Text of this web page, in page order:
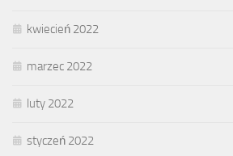
kwiecień 2022
marzec 2022
luty 2022
styczeń 2022